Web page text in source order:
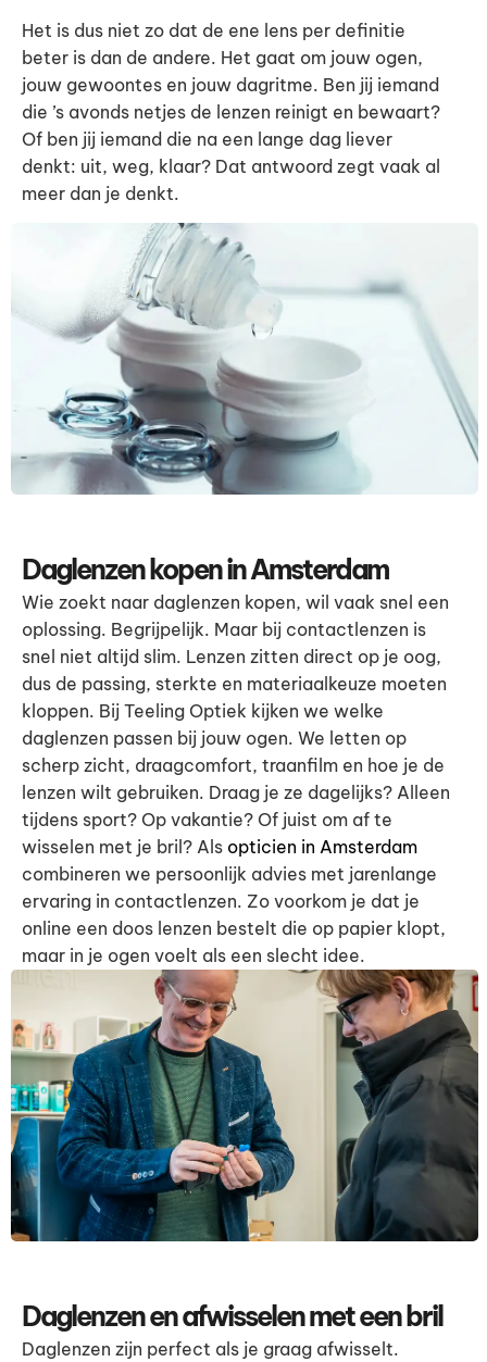
Het is dus niet zo dat de ene lens per definitie
beter is dan de andere. Het gaat om jouw ogen,
jouw gewoontes en jouw dagritme. Ben jij iemand
die ’s avonds netjes de lenzen reinigt en bewaart?
Of ben jij iemand die na een lange dag liever
denkt: uit, weg, klaar? Dat antwoord zegt vaak al
meer dan je denkt.
Daglenzen kopen in Amsterdam
Wie zoekt naar daglenzen kopen, wil vaak snel een
oplossing. Begrijpelijk. Maar bij contactlenzen is
snel niet altijd slim. Lenzen zitten direct op je oog,
dus de passing, sterkte en materiaalkeuze moeten
kloppen. Bij Teeling Optiek kijken we welke
daglenzen passen bij jouw ogen. We letten op
scherp zicht, draagcomfort, traanfilm en hoe je de
lenzen wilt gebruiken. Draag je ze dagelijks? Alleen
tijdens sport? Op vakantie? Of juist om af te
wisselen met je bril? Als opticien in Amsterdam
combineren we persoonlijk advies met jarenlange
ervaring in contactlenzen. Zo voorkom je dat je
online een doos lenzen bestelt die op papier klopt,
maar in je ogen voelt als een slecht idee.
Daglenzen en afwisselen met een bril
Daglenzen zijn perfect als je graag afwisselt.